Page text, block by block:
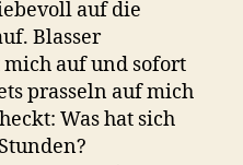
auf die
Blasser
auf und sofort
prasseln auf mich
Was hat sich